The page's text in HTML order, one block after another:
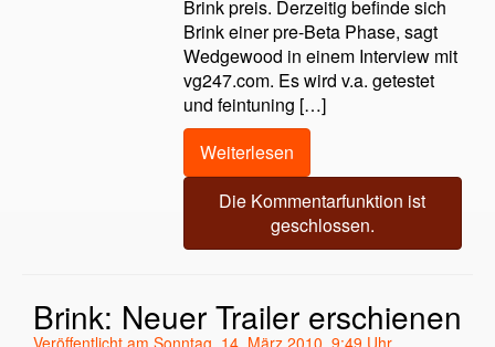
Brink preis. Derzeitig befinde sich
Brink einer pre-Beta Phase, sagt
Wedgewood in einem Interview mit
vg247.com. Es wird v.a. getestet
und feintuning […]
Weiterlesen
Die Kommentarfunktion ist
geschlossen.
Brink: Neuer Trailer erschienen
Veröffentlicht am Sonntag, 14. März 2010, 9:49 Uhr